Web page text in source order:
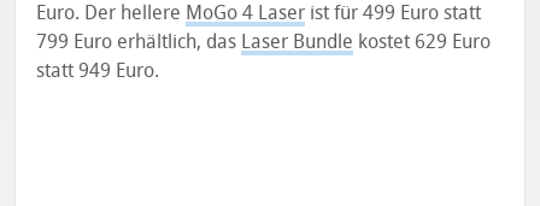
Euro. Der hellere MoGo 4 Laser ist für 499 Euro statt
799 Euro erhältlich, das Laser Bundle kostet 629 Euro
statt 949 Euro.